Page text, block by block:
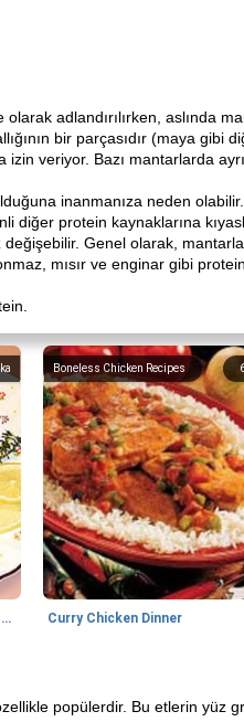
adlandırılırken, aslında
bir parçasıdır (maya gibi
veriyor. Bazı mantarlarda
inanmanıza neden
protein kaynaklarına
Genel olarak,
mısır ve enginar gibi
Baked Salmon with Coriander and Thyme
Boneless Chicken Recipes
Curry Chicken Dinner
popülerdir. Bu etlerin yüz